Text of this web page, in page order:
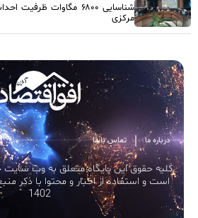
شناسایی ۶۸۰۰ مگاوات
مرکزی
درباره ما تماس با ما
کلیه حقوق این پایگاه متعلق به وب سایت
است و استفاده از اخبار و محتوا با ذکر
1402